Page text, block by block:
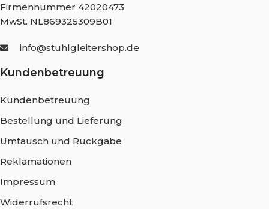
Firmennummer 42020473
MwSt. NL869325309B01
info@stuhlgleitershop.de
Kundenbetreuung
Kundenbetreuung
Bestellung und Lieferung
Umtausch und Rückgabe
Reklamationen
Impressum
Widerrufsrecht